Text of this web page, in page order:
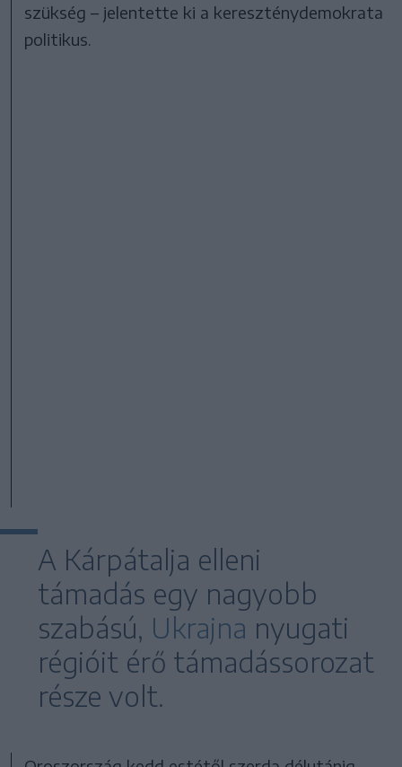
szükség – jelentette ki a kereszténydemokrata
politikus.
A Kárpátalja elleni
támadás egy nagyobb
szabású, Ukrajna nyugati
régióit érő támadássorozat
része volt.